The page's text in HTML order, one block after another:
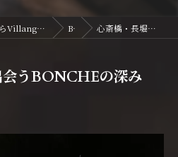
大阪府心斎橋のシーシャならVillange Shisha Shinsaibasi〜ヴィランジュ シーシャ 心斎橋 Blog 心斎橋・長堀橋で出会うBONCHEの深み
会うBONCHEの深み